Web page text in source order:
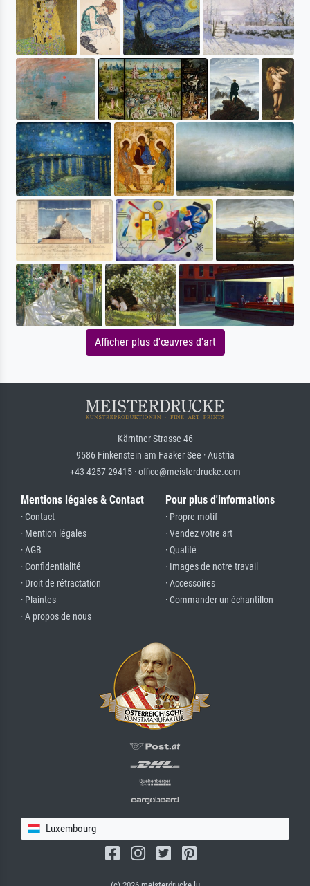
Afficher plus d'œuvres d'art
Kärntner Strasse 46
9586 Finkenstein am Faaker See · Austria
+43 4257 29415 · office@meisterdrucke.com
Mentions légales & Contact
· Contact
· Mention légales
· AGB
· Confidentialité
· Droit de rétractation
· Plaintes
· A propos de nous
Pour plus d'informations
· Propre motif
· Vendez votre art
· Qualité
· Images de notre travail
· Accessoires
· Commander un échantillon
Luxembourg